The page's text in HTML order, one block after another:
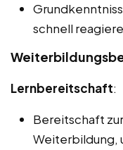
schnell
Lernbereitschaft:
Bereitschaft
Weiterbildung,